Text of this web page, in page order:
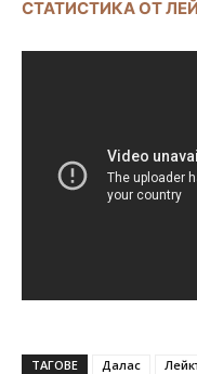
СТАТИСТИКА ОТ
ТАГОВЕ Далас